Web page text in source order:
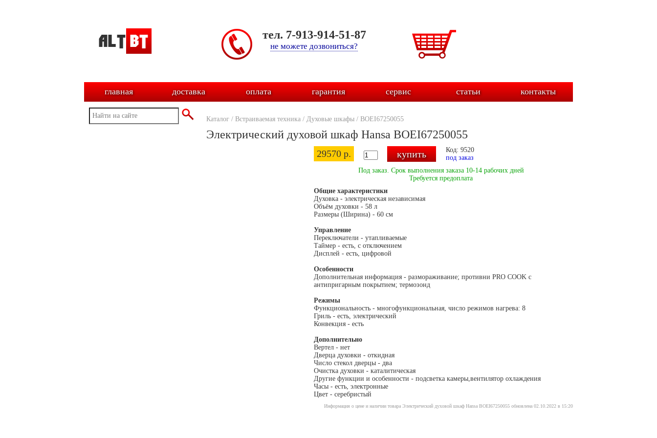
тел. 7-913-914-51-87
не можете дозвониться?
главная доставка оплата гарантия сервис статьи контакты
Каталог / Встраиваемая техника / Духовые шкафы / BOEI67250055
Электрический духовой шкаф Hansa BOEI67250055
29570 р.
Код: 9520
под заказ
Под заказ. Срок выполнения заказа 10-14 рабочих дней
Требуется предоплата
Общие характеристики
Духовка - электрическая независимая
Объём духовки - 58 л
Размеры (Ширина) - 60 см
Управление
Переключатели - утапливаемые
Таймер - есть, с отключением
Дисплей - есть, цифровой
Особенности
Дополнительная информация - размораживание; противни PRO COOK с
антипригарным покрытием; термозонд
Режимы
Функциональность - многофункциональная, число режимов нагрева: 8
Гриль - есть, электрический
Конвекция - есть
Дополнительно
Вертел - нет
Дверца духовки - откидная
Число стекол дверцы - два
Очистка духовки - каталитическая
Другие функции и особенности - подсветка камеры,вентилятор охлаждения
Часы - есть, электронные
Цвет - серебристый
Информация о цене и наличии товара Электрический духовой шкаф Hansa BOEI67250055 обновлена 02.10.2022 в 15:20